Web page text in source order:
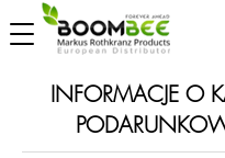
INFORMACJE O